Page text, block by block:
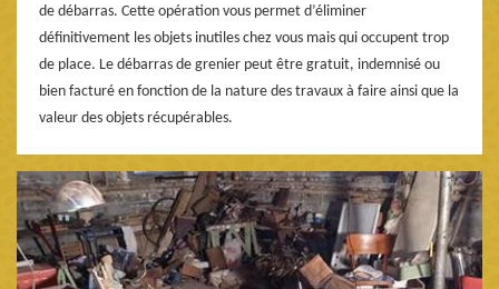
de débarras. Cette opération vous permet d’éliminer
définitivement les objets inutiles chez vous mais qui occupent trop
de place. Le débarras de grenier peut être gratuit, indemnisé ou
bien facturé en fonction de la nature des travaux à faire ainsi que la
valeur des objets récupérables.